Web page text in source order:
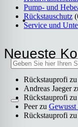
Pump- und
Rückstauschutz
Service und
Neu­es­te
Rückstauprofi zu
Andreas Jaeger
Rückstauprofi zu
Peerzu
Rückstauprofi zu